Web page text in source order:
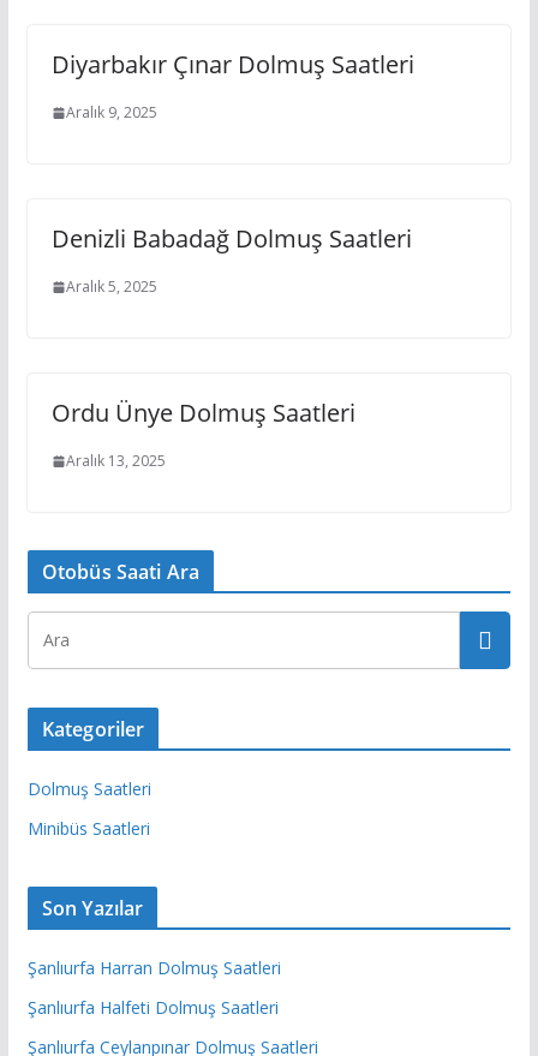
Diyarbakır Çınar Dolmuş Saatleri
Aralık 9, 2025
Denizli Babadağ Dolmuş Saatleri
Aralık 5, 2025
Ordu Ünye Dolmuş Saatleri
Aralık 13, 2025
Otobüs Saati Ara
Kategoriler
Dolmuş Saatleri
Minibüs Saatleri
Son Yazılar
Şanlıurfa Harran Dolmuş Saatleri
Şanlıurfa Halfeti Dolmuş Saatleri
Şanlıurfa Ceylanpınar Dolmuş Saatleri